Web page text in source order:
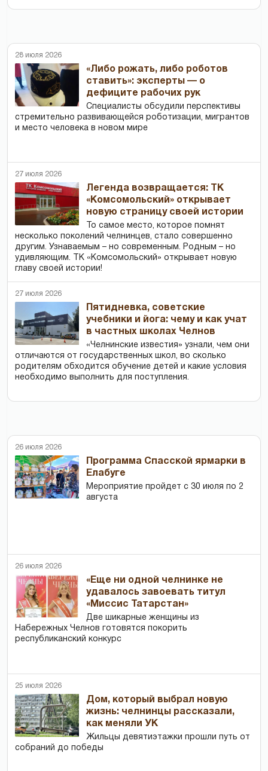
28 июля 2026
«Либо рожать, либо роботов
ставить»: эксперты — о
дефиците рабочих рук
Специалисты обсудили перспективы
стремительно развивающейся роботизации, мигрантов
и место человека в новом мире
27 июля 2026
Легенда возвращается: ТК
«Комсомольский» открывает
новую страницу своей истории
То самое место, которое помнят
несколько поколений челнинцев, стало совершенно
другим. Узнаваемым – но современным. Родным – но
удивляющим. ТК «Комсомольский» открывает новую
главу своей истории!
27 июля 2026
Пятидневка, советские
учебники и йога: чему и как учат
в частных школах Челнов
«Челнинские известия» узнали, чем они
отличаются от государственных школ, во сколько
родителям обходится обучение детей и какие условия
необходимо выполнить для поступления.
26 июля 2026
Программа Спасской ярмарки в
Елабуге
Мероприятие пройдет с 30 июля по 2
августа
26 июля 2026
«Еще ни одной челнинке не
удавалось завоевать титул
«Миссис Татарстан»
Две шикарные женщины из
Набережных Челнов готовятся покорить
республиканский конкурс
25 июля 2026
Дом, который выбрал новую
жизнь: челнинцы рассказали,
как меняли УК
Жильцы девятиэтажки прошли путь от
собраний до победы